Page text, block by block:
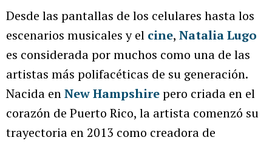
Desde las pantallas de los celulares hasta los
escenarios musicales y el cine, Natalia Lugo
es considerada por muchos como una de las
artistas más polifacéticas de su generación.
Nacida enNew Hampshirepero criada en el
corazón de Puerto Rico, la artista comenzó su
trayectoria en 2013 como creadora de